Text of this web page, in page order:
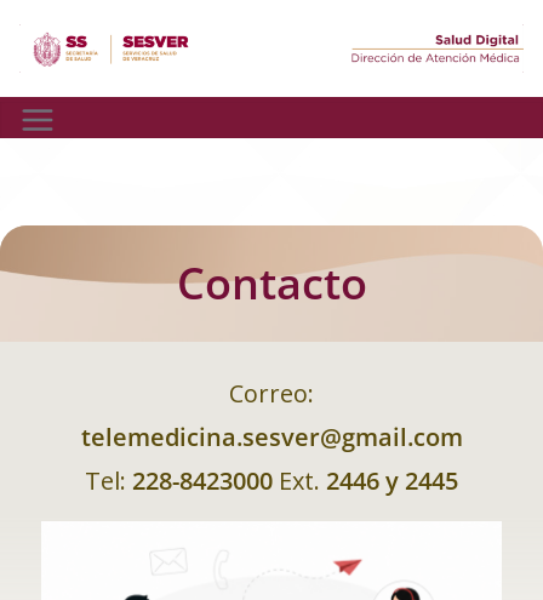
Contacto
Correo:
telemedicina.sesver@gmail.com
Tel: 228-8423000 Ext. 2446 y 2445